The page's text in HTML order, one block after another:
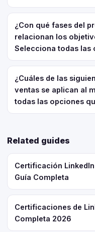
¿Con qué fases del
relacionan los
Selecciona todas las
¿Cuáles de las
ventas se aplican al
todas las opciones
Related guides
Certificación
Guía Completa
Certificaciones de
Completa 2026